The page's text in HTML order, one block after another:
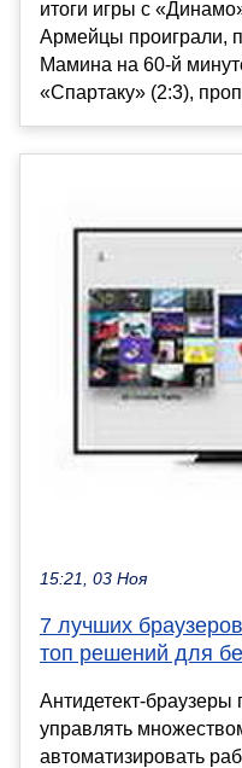
итоги игры с
Армейцы проиграли,
Мамина на 60-й
«Спартаку» (2:3),
15:21, 03 Ноя
7 лучших
топ решений для
управлять
автоматизировать